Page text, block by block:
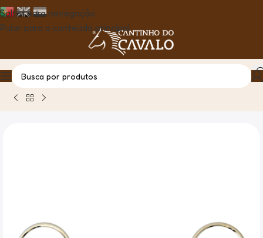
Saltar para navegação
Pular para o conteúdo principal
Casa Produto Bridão Argolas P/Freio Embocadura Partida